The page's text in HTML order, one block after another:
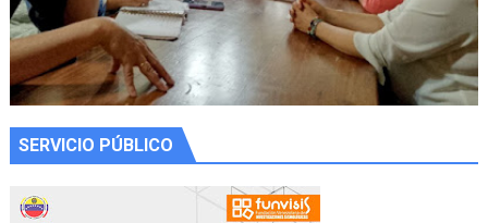
SERVICIO PÚBLICO